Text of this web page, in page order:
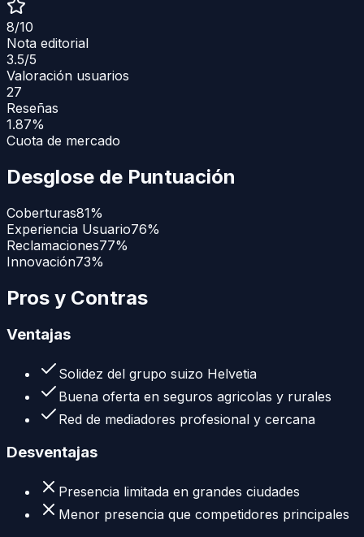
8/10
Nota editorial
3.5/5
Valoración usuarios
27
Reseñas
1.87%
Cuota de mercado
Desglose de Puntuación
Coberturas81%
Experiencia Usuario76%
Reclamaciones77%
Innovación73%
Pros y Contras
Ventajas
Solidez del grupo suizo Helvetia
Buena oferta en seguros agricolas y rurales
Red de mediadores profesional y cercana
Desventajas
Presencia limitada en grandes ciudades
Menor presencia que competidores principales